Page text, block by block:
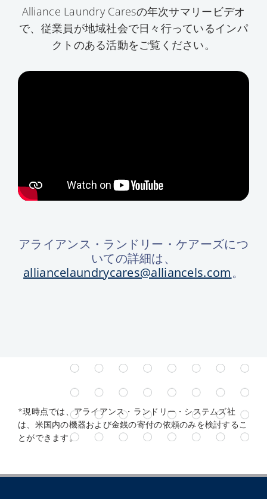
Alliance Laundry Caresの年次サマリービデオ
で、従業員が地域社会で日々行っているインパ
クトのある活動をご覧ください。
アライアンス・ランドリー・ケアーズにつ
いての詳細は、
alliancelaundrycares@alliancels.com。
*現時点では、アライアンス・ランドリー・システムズ社
は、米国内の機器および金銭の寄付の依頼のみを検討するこ
とができます。